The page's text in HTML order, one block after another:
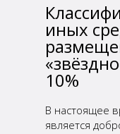
иных
10%
В настоящее
является